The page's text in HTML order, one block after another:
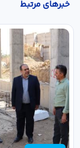
خبر‌های مرتبط